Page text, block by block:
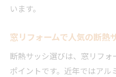
います。
窓リフォームで人気の断熱
断熱サッシ選びは、窓リフ
ポイントです。近年ではア